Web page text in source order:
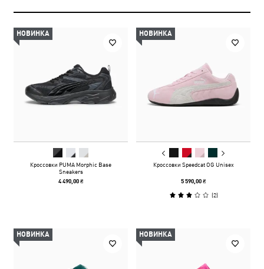
НОВИНКА
Кроссовки PUMA Morphic Base
Sneakers
4 490,00 ₴
НОВИНКА
Кроссовки Speedcat OG Unisex
5 590,00 ₴
(2)
НОВИНКА НОВИНКА